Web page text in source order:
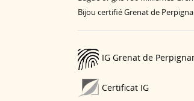
Bijou certifié Grenat de
IG Grenat de
Certificat IG